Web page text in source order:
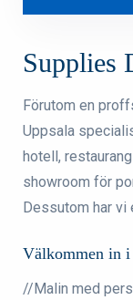
Supplies
Förutom en
Uppsala
hotell,
showroom för
Dessutom har
Välkommen in
//Malin med